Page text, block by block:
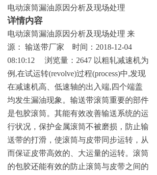
电动滚筒漏油原因分析及现场处理
详情内容
电动滚筒漏油原因分析及现场处理 来
源 ： 输送带厂家 时间 ： 2018-12-04
08:10:12
浏览量 ： 2647 以粗轧减速机为
例 ,在试运转(revolve)过程(process)中,发现
在减速机高、低速轴的出入端, 四个端盖
均发生漏油现象。输送带滚筒重要的部件
是包胶滚筒。其能有效改善输送系统的运
行状况，保护金属滚筒不被磨损，防止输
送带的打滑，使滚筒与皮带同步运转，从
而保证皮带高效的、大运量的运转。滚筒
的包胶还能有效的防止滚筒与皮带之间的